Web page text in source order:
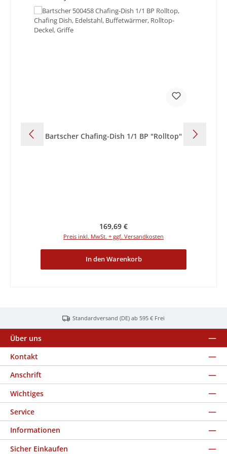
Bartscher Chafing-Dish 1/1 BP "Rolltop"
Regulärer Preis:
169,69 €
Preis inkl. MwSt. + ggf. Versandkosten
In den Warenkorb
Standardversand (DE) ab 595 € Frei
Über uns
Kontakt
Anschrift
Wichtiges
Service
Informationen
Sicher Einkaufen